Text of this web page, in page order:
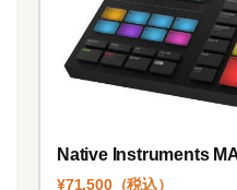
Native Instruments
¥71,500（税込）